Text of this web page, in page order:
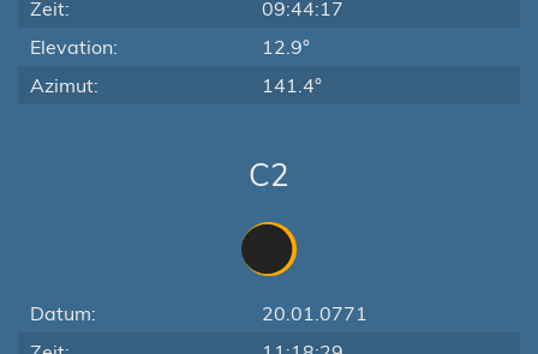
Zeit:
09:44:17
Elevation:
12.9°
Azimut:
141.4°
C2
Datum:
20.01.0771